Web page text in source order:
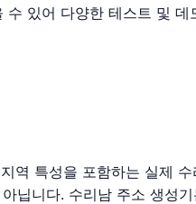
있어 다양한 테스트 및 데
역 특성을 포함하는 실제
닙니다. 수리남 주소 생성